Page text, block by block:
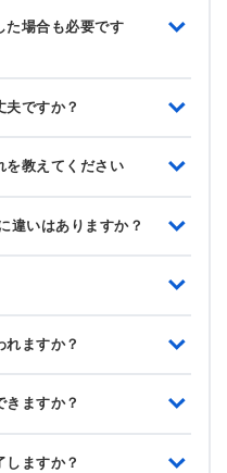
た場合も必要です
ですか？
を教えてください
違いはありますか？
ますか？
きますか？
しますか？